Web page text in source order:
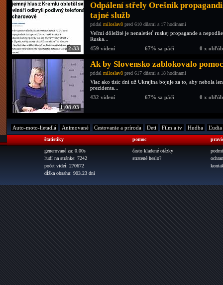
2:33
Odpálení střely Orešnik
tajné služb
pridal miloslav8 pred 610 dňami a 17 hodinami
Veľmi dôležité je nenaletieť ruskej propagande a
Ruska...
459 videní
67% sa páči 0 x
1:08:03
Ak by Slovensko zablokovalo
pridal miloslav8 pred 617 dňami a 18 hodinami
Viac ako tisíc dní už Ukrajina bojuje za to, aby nebola
prezidenta...
432 videní
67% sa páči 0 x
Auto-moto-lietadlá Animované Cestovanie a príroda Deti Film a tv Hudba Ľudia
štatistiky
generované za: 0.00s
ľudí na stránke: 7242
počet videí: 270672
dĺžka obsahu: 903.23 dní
pomoc
často kladené otázky
stratené heslo?